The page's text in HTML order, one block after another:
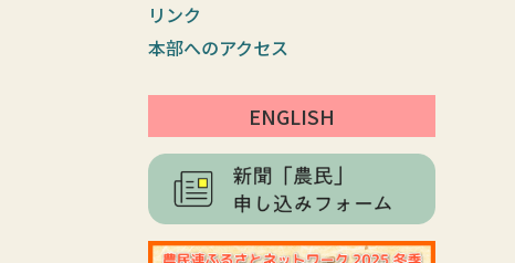
リンク
本部へのアクセス
ENGLISH